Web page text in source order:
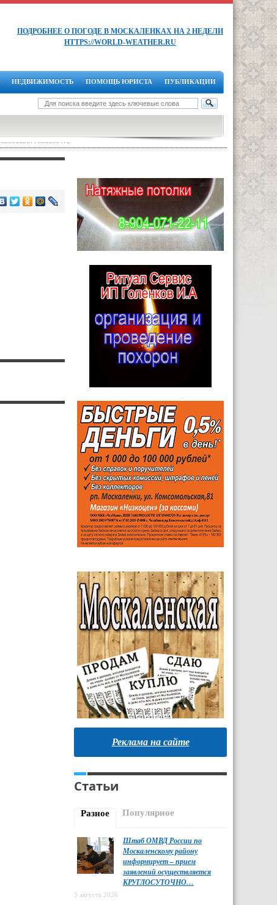
ПОДРОБНЕЕ О ПОГОДЕ В МОСКАЛЕНКАХ НА 2 НЕДЕЛИ
HTTPS://WORLD-WEATHER.RU
НЕДВИЖИМОСТЬ ПОМОЩЬ ЮРИСТА ПУБЛИКАЦИИ
5253612677056105472
Реклама на сайте
Статьи
Разное Популярное
Штаб ОМВД России по
Москаленскому району
информирует – прием
заявлений осуществляется
КРУГЛОСУТОЧНО…
3 августа 2026